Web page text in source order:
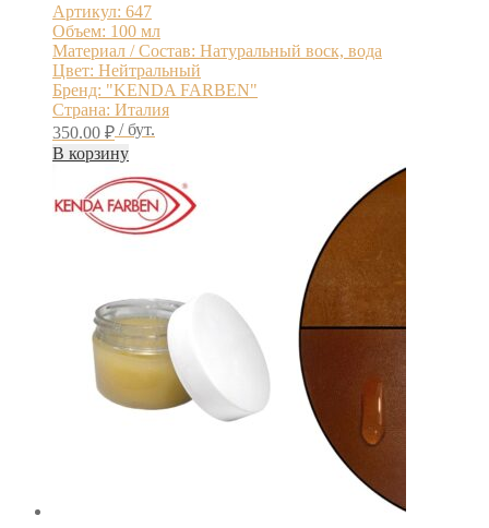
Артикул: 647
Объем: 100 мл
Материал / Состав: Натуральный воск, вода
Цвет: Нейтральный
Бренд: "KENDA FARBEN"
Страна: Италия
350.00 ₽ / бут.
В корзину